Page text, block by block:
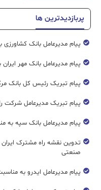
پربازدیدترین ها
پیام مدیرعامل بانک کشاورزی
پیام مدیرعامل بانک مهر
پیام تبریک رئیس کل بانک
پیام تبریک مدیرعامل شرکت
پیام مدیرعامل بانک سپه به
تدوین نقشه راه مشترک
صنعتی
پیام مدیرعامل ایدرو به